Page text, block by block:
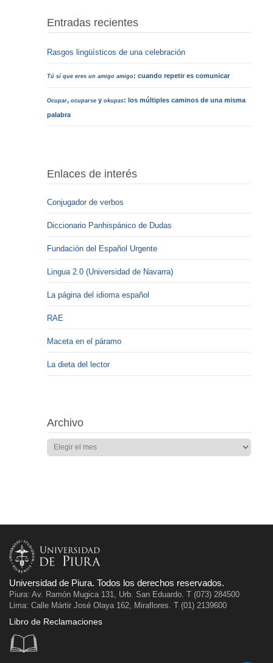
Entradas recientes
Rasgos lingüísticos de una celebración
Tú sí que eres un amigo amigo: cuando repetir es comunicar
Ocupar,ocuparse yokupas: los múltiples caminos de una misma
palabra
Enlaces de interés
Conjugador de verbos
Diccionario Panhispánico de Dudas
Fundación del Español Urgente
Lingua 2.0 (Universidad de Navarra)
La página del idioma español
RAE
Maceta en el páramo
La dieta del lector
Archivo
Universidad de Piura. Todos los derechos reservados.
Piura: Av. Ramón Mugica 131, Urb. San Eduardo. T (073) 284500
Lima: Calle Mártir José Olaya 162, Miraflores. T (01) 2139600
Libro de Reclamaciones